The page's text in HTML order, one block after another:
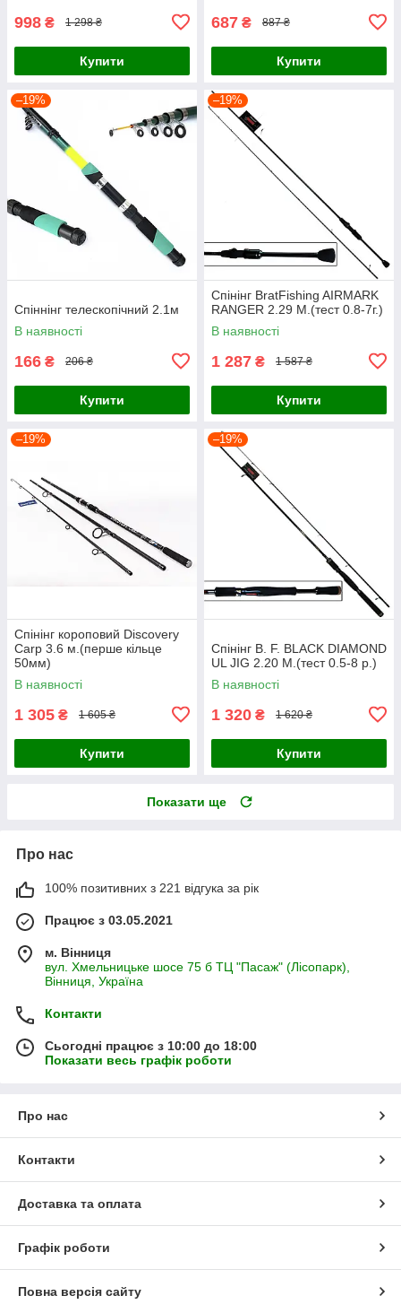
998 ₴ 1 298 ₴
Купити
687 ₴ 887 ₴
Купити
–19%
Спіннінг телескопічний 2.1м
В наявності
166 ₴ 206 ₴
Купити
–19%
Спінінг BratFishing AIRMARK
RANGER 2.29 М.(тест 0.8-7г.)
В наявності
1 287 ₴ 1 587 ₴
Купити
–19%
Спінінг короповий Discovery
Carp 3.6 м.(перше кільце
50мм)
В наявності
1 305 ₴ 1 605 ₴
Купити
–19%
Спінінг B. F. BLACK DIAMOND
UL JIG 2.20 M.(тест 0.5-8 р.)
В наявності
1 320 ₴ 1 620 ₴
Купити
Показати ще
Про нас
100% позитивних з 221 відгука за рік
Працює з 03.05.2021
м. Вінниця
вул. Хмельницьке шосе 75 б ТЦ "Пасаж" (Лісопарк),
Вінниця, Україна
Контакти
Сьогодні працює з 10:00 до 18:00
Показати весь графік роботи
Про нас
Контакти
Доставка та оплата
Графік роботи
Повна версія сайту